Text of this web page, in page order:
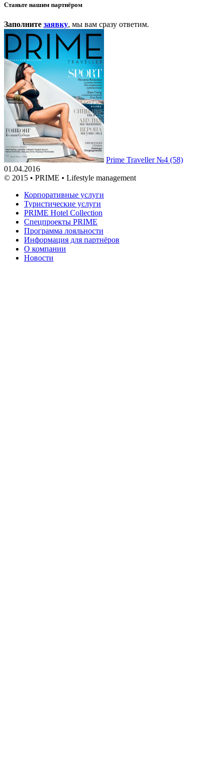
Станьте нашим партнёром
Заполните заявку, мы вам сразу ответим.
Prime Traveller №4 (58)
01.04.2016
© 2015 • PRIME • Lifestyle management
Корпоративные услуги
Туристические услуги
PRIME Hotel Collection
Спецпроекты PRIME
Программа лояльности
Информация для партнёров
О компании
Новости